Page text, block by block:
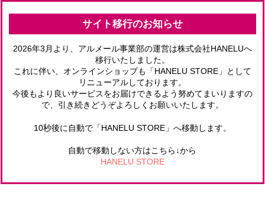
サイト移行のお知らせ
2026年3月より、アルメール事業部の運営は株式会社HANELUへ
移行いたしました。
これに伴い、オンラインショップも「HANELU STORE」として
リニューアルしております。
今後もより良いサービスをお届けできるよう努めてまいりますの
で、引き続きどうぞよろしくお願いいたします。
10秒後に自動で「HANELU STORE」へ移動します。
自動で移動しない方はこちら↓から
HANELU STORE